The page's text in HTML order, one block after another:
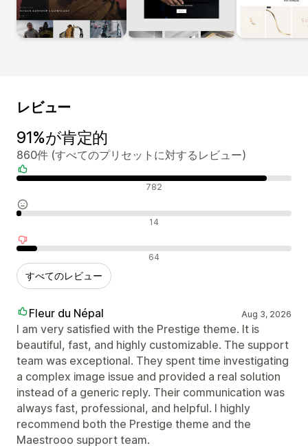
レビュー
91%が肯定的
860件 (すべてのプリセットに対するレビュー)
782
14
64
すべてのレビュー
Fleur du Népal Aug 3, 2026
I am very satisfied with the Prestige theme. It is
beautiful, fast, and highly customizable. The support
team was exceptional. They spent time investigating
a complex image issue and provided a real solution
instead of a generic reply. Their communication was
always fast, professional, and helpful. I highly
recommend both the Prestige theme and the
Maestrooo support team.